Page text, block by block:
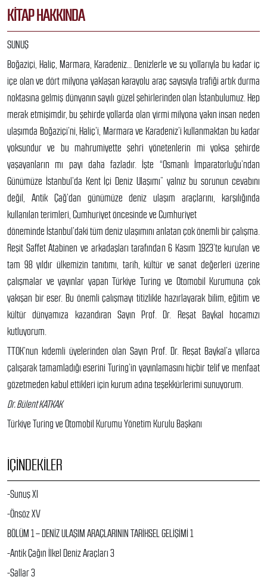
KITAP HAKKINDA
SUNUŞ
Boğaziçi, Haliç, Marmara, Karadeniz… Denizlerle ve su yollarıyla bu kadar iç
içe olan ve dört milyona yaklaşan karayolu araç sayısıyla trafiği artık durma
noktasına gelmiş dünyanın sayılı güzel şehirlerinden olan İstanbulumuz. Hep
merak etmişimdir, bu şehirde yollarda olan yirmi milyona yakın insan neden
ulaşımda Boğaziçi’ni, Haliç’i, Marmara ve Karadeniz’i kullanmaktan bu kadar
yoksundur ve bu mahrumiyette şehri yönetenlerin mi yoksa şehirde
yaşayanların mı payı daha fazladır. İşte “Osmanlı İmparatorluğu’ndan
Günümüze İstanbul’da Kent İçi Deniz Ulaşımı” yalnız bu sorunun cevabını
değil, Antik Çağ’dan günümüze deniz ulaşım araçlarını, karşılığında
kullanılan terimleri, Cumhuriyet öncesinde ve Cumhuriyet
döneminde İstanbul’daki tüm deniz ulaşımını anlatan çok önemli bir çalışma.
Reşit Saffet Atabinen ve arkadaşları tarafından 6 Kasım 1923’te kurulan ve
tam 98 yıldır ülkemizin tanıtımı, tarih, kültür ve sanat değerleri üzerine
çalışmalar ve yayınlar yapan Türkiye Turing ve Otomobil Kurumuna çok
yakışan bir eser. Bu önemli çalışmayı titizlikle hazırlayarak bilim, eğitim ve
kültür dünyamıza kazandıran Sayın Prof. Dr. Reşat Baykal hocamızı
kutluyorum.
TTOK’nun kıdemli üyelerinden olan Sayın Prof. Dr. Reşat Baykal’a yıllarca
çalışarak tamamladığı eserini Turing’in yayınlamasını hiçbir telif ve menfaat
gözetmeden kabul ettikleri için kurum adına teşekkürlerimi sunuyorum.
Dr. Bülent KATKAK
Türkiye Turing ve Otomobil Kurumu Yönetim Kurulu Başkanı
İÇINDEKILER
-Sunuş XI
-Önsöz XV
BÖLÜM 1 – DENİZ ULAŞIM ARAÇLARININ TARİHSEL GELİŞİMİ 1
-Antik Çağın İlkel Deniz Araçları 3
-Sallar 3